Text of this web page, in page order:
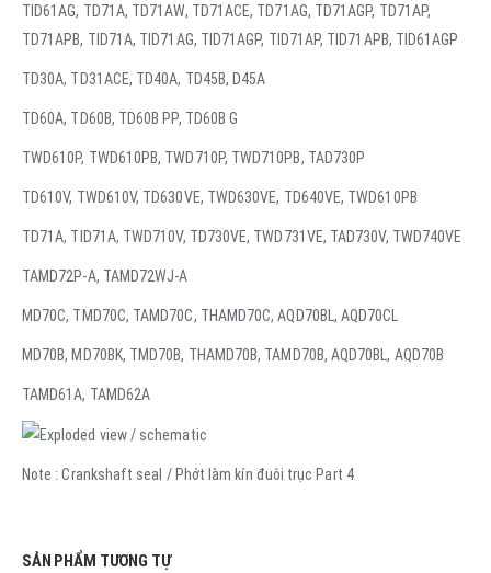
TID61AG, TD71A, TD71AW, TD71ACE, TD71AG, TD71AGP, TD71AP,
TD71APB, TID71A, TID71AG, TID71AGP, TID71AP, TID71APB, TID61AGP
TD30A, TD31ACE, TD40A, TD45B, D45A
TD60A, TD60B, TD60B PP, TD60B G
TWD610P, TWD610PB, TWD710P, TWD710PB, TAD730P
TD610V, TWD610V, TD630VE, TWD630VE, TD640VE, TWD610PB
TD71A, TID71A, TWD710V, TD730VE, TWD731VE, TAD730V, TWD740VE
TAMD72P-A, TAMD72WJ-A
MD70C, TMD70C, TAMD70C, THAMD70C, AQD70BL, AQD70CL
MD70B, MD70BK, TMD70B, THAMD70B, TAMD70B, AQD70BL, AQD70B
TAMD61A, TAMD62A
Note : Crankshaft seal / Phớt làm kín đuôi trục Part 4
SẢN PHẨM TƯƠNG TỰ